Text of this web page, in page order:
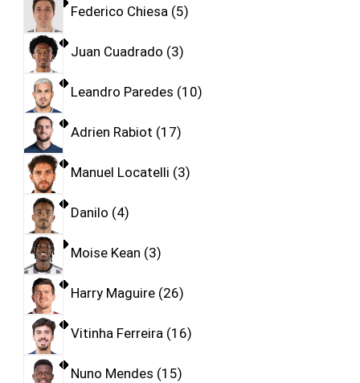
Federico Chiesa 5
Juan Cuadrado 3
Leandro Paredes 10
Adrien Rabiot 17
Manuel Locatelli 3
Danilo 4
Moise Kean 3
Harry Maguire 26
Vitinha Ferreira 16
Nuno Mendes 15